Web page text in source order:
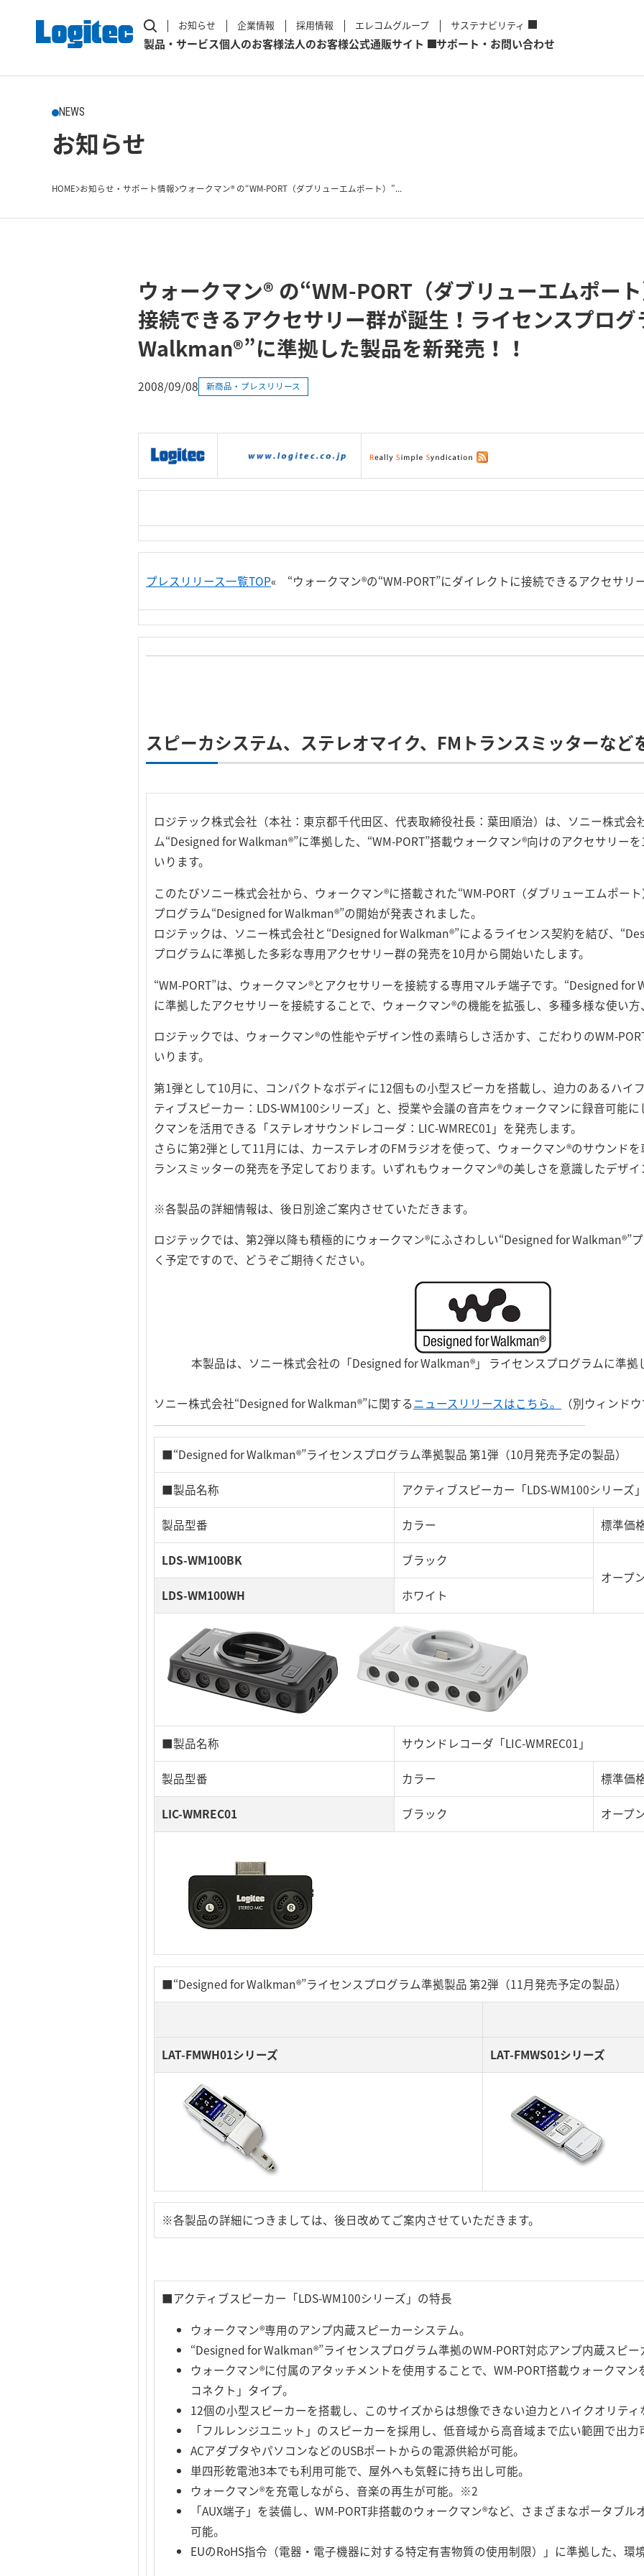
お知らせ 企業情報 採用情報 エレコムグループ サステナビリティ
製品・サービス個人のお客様法人のお客様公式通販サイト サポート・お問い合わせ
NEWS
お知らせ
HOME お知らせ・サポート情報 ウォークマン® の“WM-PORT（ダブリューエムポート）”...
ウォークマン® の“WM-PORT（ダブリューエムポー
接続できるアクセサリー群が誕生！ライセンスプロ
Walkman®”に準拠した製品を新発売！！
2008/09/08 新商品・プレスリリース
プレスリリース一覧TOP« “ウォークマン®の“WM-PORT”にダイレクトに接続できるアクセサリ
スピーカシステム、ステレオマイク、FMトランスミッターなど
ロジテック株式会社（本社：東京都千代田区、代表取締役社長：葉田順治）は、ソニー株式会
ム“Designed for Walkman®”に準拠した、“WM-PORT”搭載ウォークマン®向けのアクセサリー
いります。
このたびソニー株式会社から、ウォークマン®に搭載された“WM-PORT（ダブリューエムポー
プログラム“Designed for Walkman®”の開始が発表されました。
ロジテックは、ソニー株式会社と“Designed for Walkman®”によるライセンス契約を結び、
プログラムに準拠した多彩な専用アクセサリー群の発売を10月から開始いたします。
“WM-PORT”は、ウォークマン®とアクセサリーを接続する専用マルチ端子です。“Designed for
に準拠したアクセサリーを接続することで、ウォークマン®の機能を拡張し、多種多様な使い方
ロジテックでは、ウォークマン®の性能やデザイン性の素晴らしさ活かす、こだわりのWM-
いります。
第1弾として10月に、コンパクトなボディに12個もの小型スピーカを搭載し、迫力のあるハイ
ティブスピーカー：LDS-WM100シリーズ」と、授業や会議の音声をウォークマンに録音可能
クマンを活用できる「ステレオサウンドレコーダ：LIC-WMREC01」を発売します。
さらに第2弾として11月には、カーステレオのFMラジオを使って、ウォークマン®のサウンド
ランスミッターの発売を予定しております。いずれもウォークマン®の美しさを意識したデザイ
※各製品の詳細情報は、後日別途ご案内させていただきます。
ロジテックでは、第2弾以降も積極的にウォークマン®にふさわしい“Designed for Walkman®”
く予定ですので、どうぞご期待ください。
本製品は、ソニー株式会社の「Designed for Walkman®」 ライセンスプログラムに準拠
ソニー株式会社“Designed for Walkman®”に関するニュースリリースはこちら。 （別ウィンド
■“Designed for Walkman®”ライセンスプログラム準拠製品 第1弾（10月発売予定の製品）
■製品名称 アクティブスピーカー「LDS-WM100シリーズ」
製品型番 カラー 標準価
LDS-WM100BK
ブラック
オープ
LDS-WM100WH
ホワイト
■製品名称 サウンドレコーダ「LIC-WMREC01」
製品型番 カラー 標準価
LIC-WMREC01 ブラック オープ
■“Designed for Walkman®”ライセンスプログラム準拠製品 第2弾（11月発売予定の製品）
LAT-FMWH01シリーズ LAT-FMWS01シリーズ
※各製品の詳細につきましては、後日改めてご案内させていただきます。
■アクティブスピーカー「LDS-WM100シリーズ」の特長
ウォークマン®専用のアンプ内蔵スピーカーシステム。
“Designed for Walkman®”ライセンスプログラム準拠のWM-PORT対応アンプ内蔵スピー
ウォークマン®に付属のアタッチメントを使用することで、WM-PORT搭載ウォークマ
コネクト」タイプ。
12個の小型スピーカーを搭載し、このサイズからは想像できない迫力とハイクオリティ
「フルレンジユニット」のスピーカーを採用し、低音域から高音域まで広い範囲で出力
ACアダプタやパソコンなどのUSBポートからの電源供給が可能。
単四形乾電池3本でも利用可能で、屋外へも気軽に持ち出し可能。
ウォークマン®を充電しながら、音楽の再生が可能。※2
「AUX端子」を装備し、WM-PORT非搭載のウォークマン®など、さまざまなポータブ
可能。
EUのRoHS指令（電器・電子機器に対する特定有害物質の使用制限）」に準拠した、環